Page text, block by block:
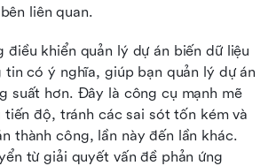
liên quan.
điều khiển quản lý dự án biến dữ liệu
có ý nghĩa, giúp bạn quản lý dự án
suất hơn. Đây là công cụ mạnh mẽ
độ, tránh các sai sót tốn kém và
thành công, lần này đến lần khác.
từ giải quyết vấn đề phản ứng